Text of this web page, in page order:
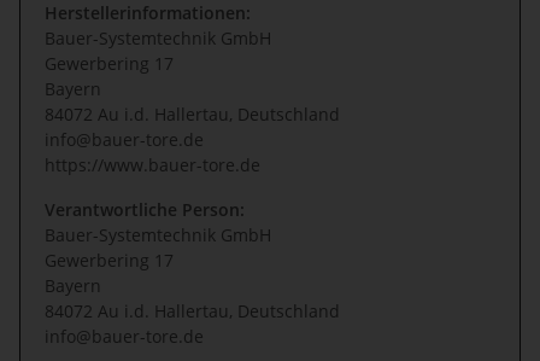
Herstellerinformationen:
Bauer-Systemtechnik GmbH
Gewerbering 17
Bayern
84072 Au i.d. Hallertau, Deutschland
info@bauer-tore.de
https://www.bauer-tore.de
Verantwortliche Person:
Bauer-Systemtechnik GmbH
Gewerbering 17
Bayern
84072 Au i.d. Hallertau, Deutschland
info@bauer-tore.de